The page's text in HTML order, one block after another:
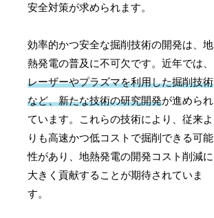
安全対策が求められます。
効率的かつ安全な掘削技術の開発は、地
熱発電の普及に不可欠です。近年では、
レーザーやプラズマを利用した掘削技術
など、新たな技術の研究開発が進められ
ています。これらの技術により、従来よ
りも高速かつ低コストで掘削できる可能
性があり、地熱発電の開発コスト削減に
大きく貢献することが期待されていま
す。